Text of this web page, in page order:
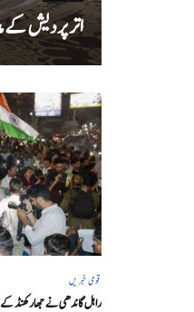
اتر پردیش
قومی خبریں
راہل گاندھی نے جھارکھنڈ